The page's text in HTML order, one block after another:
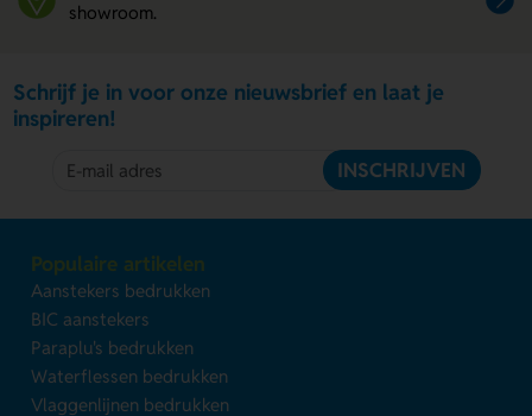
showroom.
Schrijf je in voor onze nieuwsbrief en laat je
inspireren!
INSCHRIJVEN
Populaire artikelen
Aanstekers bedrukken
BIC aanstekers
Paraplu's bedrukken
Waterflessen bedrukken
Vlaggenlijnen bedrukken